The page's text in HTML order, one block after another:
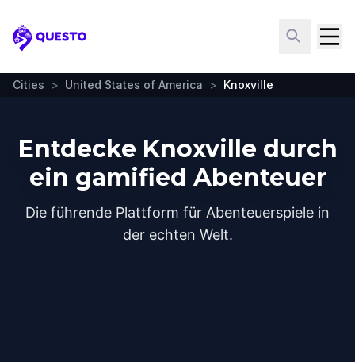
Questo
Cities > United States of America > Knoxville
Entdecke Knoxville durch
ein gamified Abenteuer
Die führende Plattform für Abenteuerspiele in
der echten Welt.